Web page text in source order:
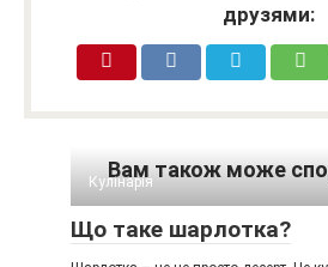
друзями:
Вам також може
Кулінарія
Що таке шарлотка?